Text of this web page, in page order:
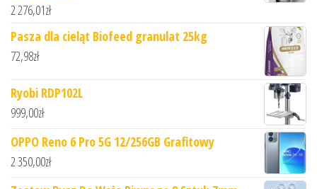
2 276,01zł
Pasza dla cieląt Biofeed granulat 25kg
72,98zł
Ryobi RDP102L
999,00zł
OPPO Reno 6 Pro 5G 12/256GB Grafitowy
2 350,00zł